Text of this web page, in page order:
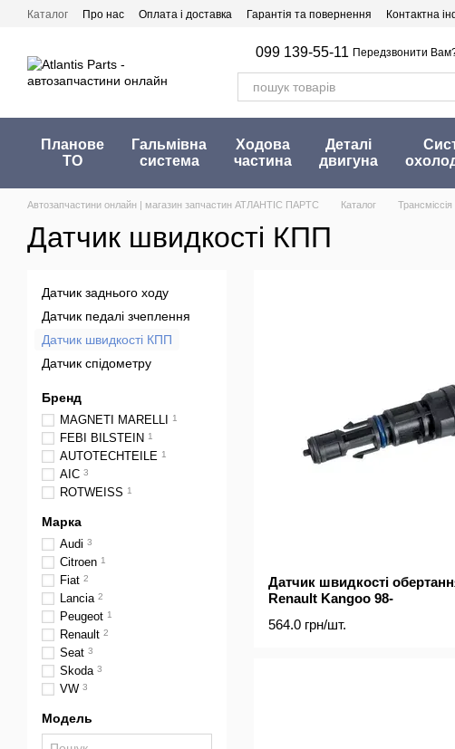
Перейти до основного контенту
Каталог Про нас Оплата і доставка Гарантія та повернення Контактна
099 139-55-11 Передзвонити
Планове
ТО
Гальмівна
система
Ходова
частина
Деталі
двигуна
Автозапчастини онлайн | магазин запчастин АТЛАНТІС ПАРТС Каталог Трансміссія
Датчик швидкості КПП
Датчик швидкості
Renault Kangoo 98-
564.0 грн/шт.
Датчик заднього ходу
Датчик педалі зчеплення
Датчик швидкості КПП
Датчик спідометру
Бренд
MAGNETI MARELLI 1
FEBI BILSTEIN 1
AUTOTECHTEILE 1
AIC 3
ROTWEISS 1
Марка
Audi 3
Citroen 1
Fiat 2
Lancia 2
Peugeot 1
Renault 2
Seat 3
Skoda 3
VW 3
Модель